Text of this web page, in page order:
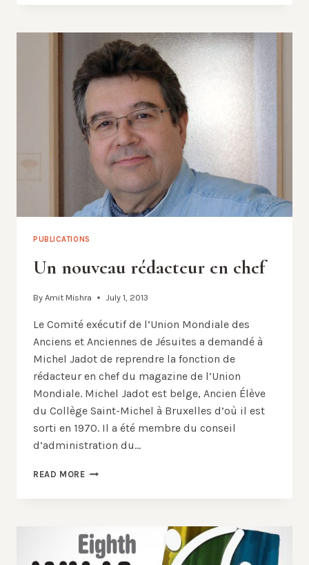
LE
CENTRE
:
IL
N’Y
PAS
DE
CENTRE
PUBLICATIONS
Un nouveau rédacteur en chef
By Amit Mishra July 1, 2013
Le Comité exécutif de l’Union Mondiale des
Anciens et Anciennes de Jésuites a demandé à
Michel Jadot de reprendre la fonction de
rédacteur en chef du magazine de l’Union
Mondiale. Michel Jadot est belge, Ancien Élève
du Collège Saint-Michel à Bruxelles d’où il est
sorti en 1970. Il a été membre du conseil
d’administration du…
READ MOREUN